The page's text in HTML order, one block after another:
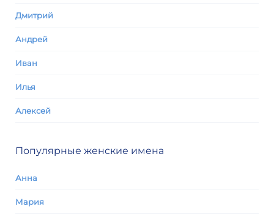
Дмитрий
Андрей
Иван
Илья
Алексей
Популярные женские имена
Анна
Мария